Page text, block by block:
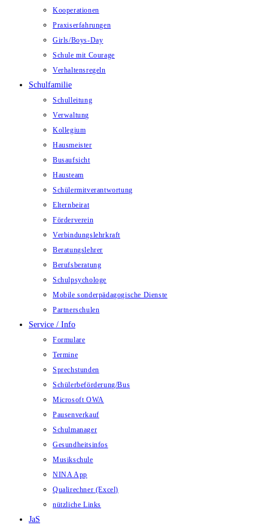
Kooperationen
Praxiserfahrungen
Girls/Boys-Day
Schule mit Courage
Verhaltensregeln
Schulfamilie
Schulleitung
Verwaltung
Kollegium
Hausmeister
Busaufsicht
Hausteam
Schülermitverantwortung
Elternbeirat
Förderverein
Verbindungslehrkraft
Beratungslehrer
Berufsberatung
Schulpsychologe
Mobile sonderpädagogische Dienste
Partnerschulen
Service / Info
Formulare
Termine
Sprechstunden
Schülerbeförderung/Bus
Microsoft OWA
Pausenverkauf
Schulmanager
Gesundheitsinfos
Musikschule
NINA App
Qualirechner (Excel)
nützliche Links
JaS